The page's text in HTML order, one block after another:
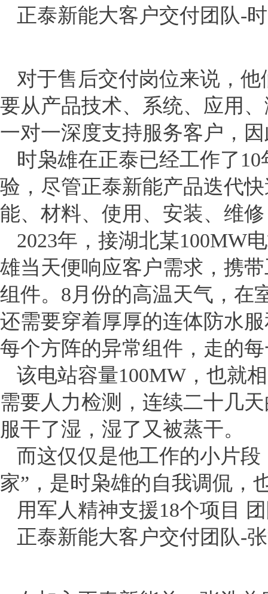
正泰新能大客户交付团队-
对于售后交付岗位来说，
要从产品技术、系统、应用
一对一深度支持服务客户，
时枭雄在正泰已经工作了
验，尽管正泰新能产品迭代
能、材料、使用、安装、维
2023年，接湖北某100MW
雄当天便响应客户需求，携
组件。8月份的高温天气，在
还需要穿着厚厚的连体防水
每个方阵的异常组件，走的
该电站容量100MW，也就
需要人力检测，连续二十几
服干了湿，湿了又被蒸干。
而这仅仅是他工作的小片
家”，是时枭雄的自我调侃，
用军人精神支援18个项目
正泰新能大客户交付团队-